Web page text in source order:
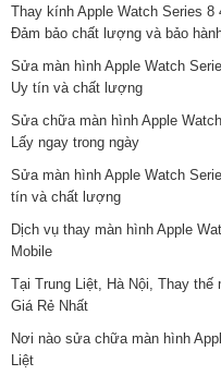
Thay kính Apple Watch Series 8
Đảm bảo chất lượng và bảo
Sửa màn hình Apple Watch
Uy tín và chất lượng
Sửa chữa màn hình Apple
Lấy ngay trong ngày
Sửa màn hình Apple Watch
tín và chất lượng
Dịch vụ thay màn hình Apple
Mobile
Tại Trung Liệt, Hà Nội, Thay thế
Giá Rẻ Nhất
Nơi nào sửa chữa màn hình
Liệt